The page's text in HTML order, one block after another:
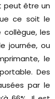
peut être un
ce soit le
les
journée, ou
le
Des
par le